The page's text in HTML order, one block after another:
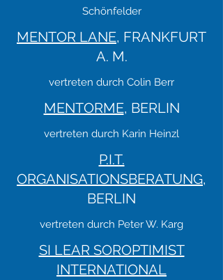
Schönfelder
MENTOR LANE, FRANKFURT
A. M.
vertreten durch Colin Berr
MENTORME, BERLIN
vertreten durch Karin Heinzl
P.I.T.
ORGANISATIONSBERATUNG,
BERLIN
vertreten durch Peter W. Karg
SI LEAR SOROPTIMIST
INTERNATIONAL